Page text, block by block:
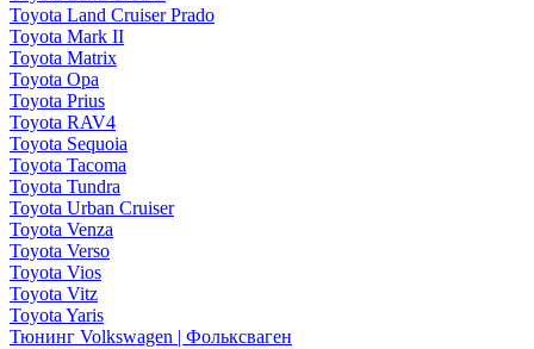
Toyota Land Cruiser Prado
Toyota Mark II
Toyota Matrix
Toyota Opa
Toyota Prius
Toyota RAV4
Toyota Sequoia
Toyota Tacoma
Toyota Tundra
Toyota Urban Cruiser
Toyota Venza
Toyota Verso
Toyota Vios
Toyota Vitz
Toyota Yaris
Тюнинг Volkswagen | Фольксваген